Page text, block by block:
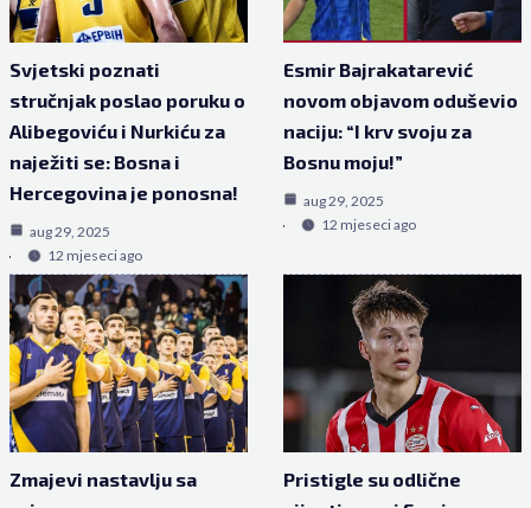
Svjetski poznati
stručnjak poslao poruku o
Alibegoviću i Nurkiću za
naježiti se: Bosna i
Hercegovina je ponosna!
aug 29, 2025
12 mjeseci ago
Esmir Bajrakatarević
novom objavom oduševio
naciju: “I krv svoju za
Bosnu moju!”
aug 29, 2025
12 mjeseci ago
Zmajevi nastavlju sa
Pristigle su odlične